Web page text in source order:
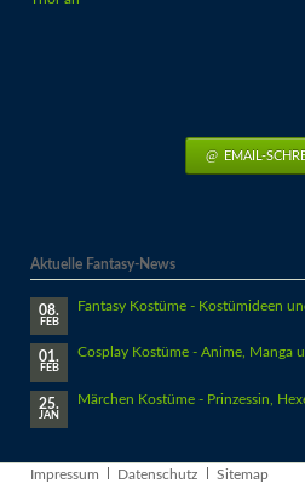
EMAIL-
Aktuelle Fantasy-News
08.
FEB
Fantasy Kostüme - Kostümideen
01.
FEB
Cosplay Kostüme - Anime, Manga
25.
JAN
Märchen Kostüme - Prinzessin,
Navigation
Impressum Datenschutz Sitemap